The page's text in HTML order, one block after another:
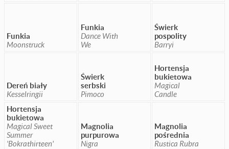
Funkia
Moonstruck
Funkia
Dance With
We
Świerk
pospolity
Barryi
Dereń biały
Kesselringii
Świerk
serbski
Pimoco
Hortensja
bukietowa
Magical
Candle
Hortensja
bukietowa
Magical Sweet
Summer
'Bokrathirteen'
Magnolia
purpurowa
Nigra
Magnolia
pośrednia
Rustica Rubra